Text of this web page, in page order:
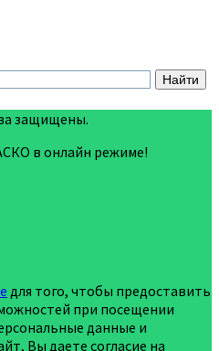
защищены.
в онлайн режиме!
для того, чтобы предоставить
при посещении
данные и
Вы даете согласие на